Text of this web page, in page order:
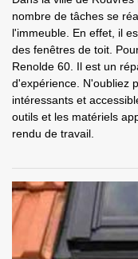
nombre de tâches se
l'immeuble. En effet, il
des fenêtres de toit.
Renolde 60. Il est un
d'expérience. N'oubliez
intéressants et
outils et les matériels
rendu de travail.